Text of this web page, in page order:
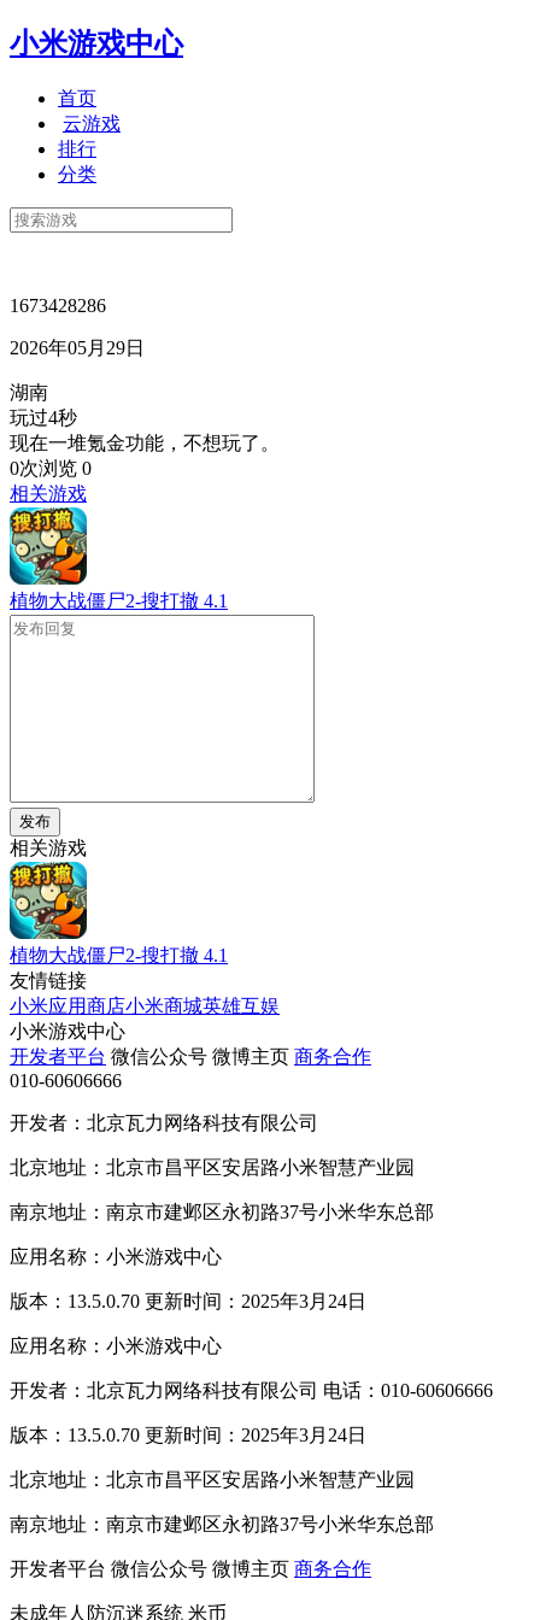
小米游戏中心
首页
云游戏
排行
分类
1673428286
2026年05月29日
湖南
玩过4秒
现在一堆氪金功能，不想玩了。
0次浏览 0
相关游戏
植物大战僵尸2-搜打撤 4.1
发布
相关游戏
植物大战僵尸2-搜打撤 4.1
友情链接
小米应用商店小米商城英雄互娱
小米游戏中心
开发者平台 微信公众号 微博主页 商务合作
010-60606666
开发者：北京瓦力网络科技有限公司
北京地址：北京市昌平区安居路小米智慧产业园
南京地址：南京市建邺区永初路37号小米华东总部
应用名称：小米游戏中心
版本：13.5.0.70 更新时间：2025年3月24日
应用名称：小米游戏中心
开发者：北京瓦力网络科技有限公司 电话：010-60606666
版本：13.5.0.70 更新时间：2025年3月24日
北京地址：北京市昌平区安居路小米智慧产业园
南京地址：南京市建邺区永初路37号小米华东总部
开发者平台 微信公众号 微博主页 商务合作
未成年人防沉迷系统 米币